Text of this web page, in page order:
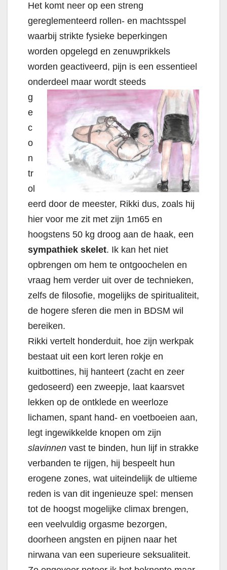
Het komt neer op een streng
gereglementeerd rollen- en machtsspel
waarbij strikte fysieke beperkingen
worden opgelegd en zenuwprikkels
worden geactiveerd, pijn is een essentieel
onderdeel maar wordt steeds
g
e
c
o
n
tr
ol
eerd door de meester, Rikki dus, zoals hij
hier voor me zit met zijn 1m65 en
hoogstens 50 kg droog aan de haak, een
sympathiek skelet. Ik kan het niet
opbrengen om hem te ontgoochelen en
vraag hem verder uit over de technieken,
zelfs de filosofie, mogelijks de spiritualiteit,
de hogere sferen die men in BDSM wil
bereiken.
Rikki vertelt honderduit, hoe zijn werkpak
bestaat uit een kort leren rokje en
kuitbottines, hij hanteert (zacht en zeer
gedoseerd) een zweepje, laat kaarsvet
lekken op de ontklede en weerloze
lichamen, spant hand- en voetboeien aan,
legt ingewikkelde knopen om zijn
slavinnen vast te binden, hun lijf in strakke
verbanden te rijgen, hij bespeelt hun
erogene zones, wat uiteindelijk de ultieme
reden is van dit ingenieuze spel: mensen
tot de hoogst mogelijke climax brengen,
een veelvuldig orgasme bezorgen,
doorheen angsten en pijnen naar het
nirwana van een superieure seksualiteit.